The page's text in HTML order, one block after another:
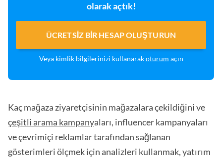
olarak açtık!
ÜCRETSIZ BIR HESAP OLUŞTURUN
Veya kimlik bilgilerinizi kullanarakoturum açın
Kaç mağaza ziyaretçisinin mağazalara çekildiğini ve
çeşitli arama kampanyaları, influencer kampanyaları
ve çevrimiçi reklamlar tarafından sağlanan
gösterimleri ölçmek için analizleri kullanmak, yatırım